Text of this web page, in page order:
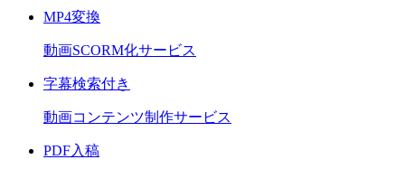
MP4変換
動画SCORM化サービス
字幕検索付き
動画コンテンツ制作サービス
PDF入稿